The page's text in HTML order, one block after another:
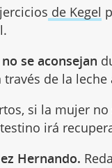
de Kegel
se aconsejan
de la leche
si la mujer
irá
Hernando.